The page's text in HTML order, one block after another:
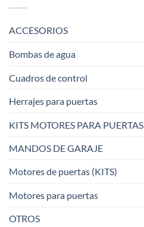
ACCESORIOS
Bombas de agua
Cuadros de control
Herrajes para puertas
KITS MOTORES PARA PUERTAS
MANDOS DE GARAJE
Motores de puertas (KITS)
Motores para puertas
OTROS